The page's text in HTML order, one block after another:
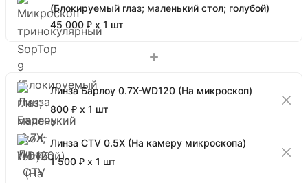
(Блокируемый глаз; маленький стол; голубой)
45 000 ₽ x 1 шт
Линза Барлоу 0.7X-WD120 (На микроскоп)
800 ₽ x 1 шт
Линза CTV 0.5X (На камеру микроскопа)
1 500 ₽ x 1 шт